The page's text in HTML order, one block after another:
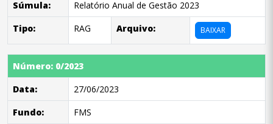
Súmula:
Relatório Anual de Gestão 2023
Tipo:
RAG Arquivo: BAIXAR
Número: 0/2023
Data:
27/06/2023
Fundo:
FMS